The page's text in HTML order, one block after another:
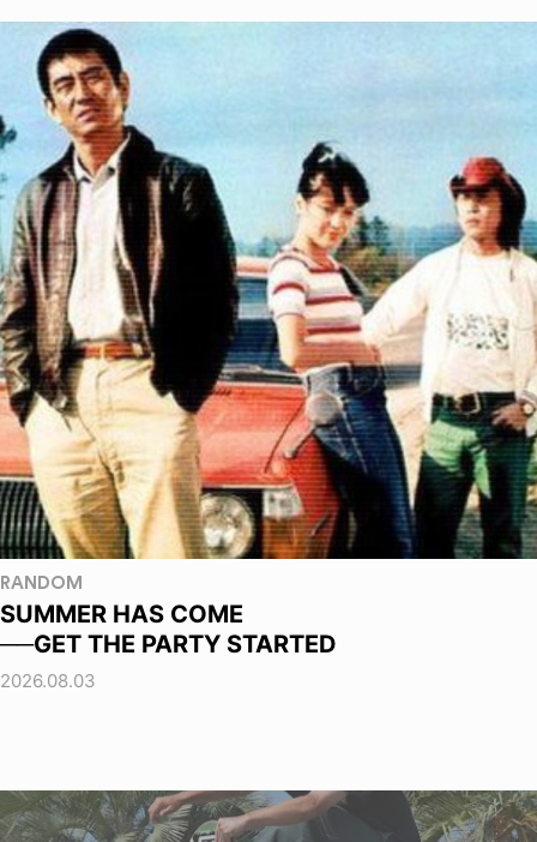
RANDOM
SUMMER HAS COME
──GET THE PARTY STARTED
2026.08.03